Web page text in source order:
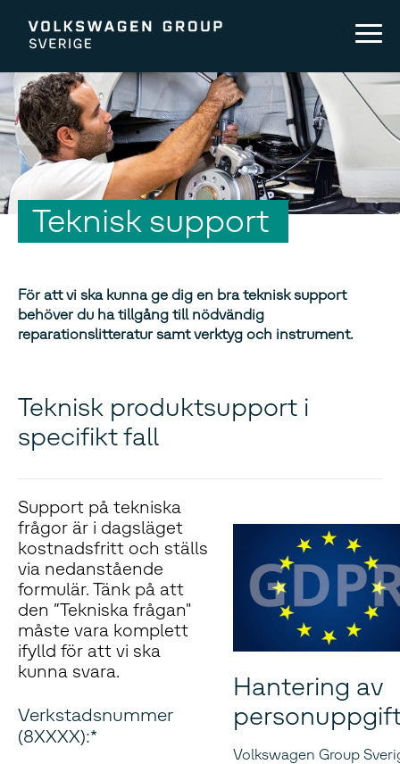
Teknisk support
För att vi ska kunna ge dig en bra teknisk support
behöver du ha tillgång till nödvändig
reparationslitteratur samt verktyg och instrument.
Teknisk produktsupport i
specifikt fall
Support på tekniska
frågor är i dagsläget
kostnadsfritt och ställs
via nedanstående
formulär. Tänk på att
den ”Tekniska frågan"
måste vara komplett
ifylld för att vi ska
kunna svara.
Verkstadsnummer
(8XXXX):
Hantering av
Volkswagen Group